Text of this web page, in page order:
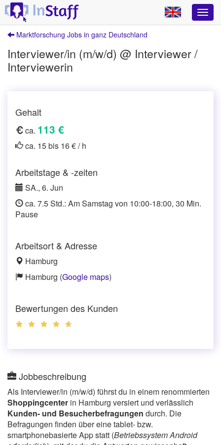
Marktforschung Jobs in ganz Deutschland
Interviewer/in (m/w/d) @ Interviewer /
Interviewerin
Gehalt
ca. 113 €
ca. 15 bis 16 € / h
Arbeitstage & -zeiten
SA., 6. Jun
ca. 7.5 Std.: Am Samstag von 10:00-18:00, 30 Min.
Pause
Arbeitsort & Adresse
Hamburg
Hamburg (Google maps)
Bewertungen des Kunden
Jobbeschreibung
Als Interviewer/in (m/w/d) führst du in einem renommierten
Shoppingcenter in Hamburg versiert und verlässlich
Kunden- und Besucherbefragungen durch. Die
Befragungen finden über eine tablet- bzw.
smartphonebasierte App statt (Betriebssystem Android